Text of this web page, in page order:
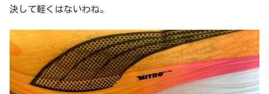
決して軽くはないわね。